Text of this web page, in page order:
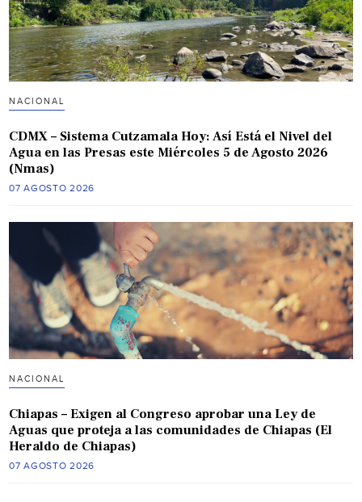
NACIONAL
CDMX – Sistema Cutzamala Hoy: Así Está el Nivel del
Agua en las Presas este Miércoles 5 de Agosto 2026
(Nmas)
07 AGOSTO 2026
NACIONAL
Chiapas – Exigen al Congreso aprobar una Ley de
Aguas que proteja a las comunidades de Chiapas (El
Heraldo de Chiapas)
07 AGOSTO 2026